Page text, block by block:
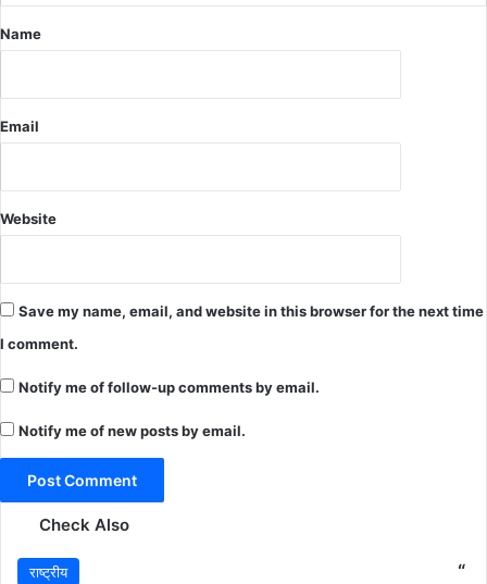
*
Name
Email
Website
Save my name, email, and website in this browser for the next time
I comment.
Notify me of follow-up comments by email.
Notify me of new posts by email.
Check Also
राष्ट्रीय
“